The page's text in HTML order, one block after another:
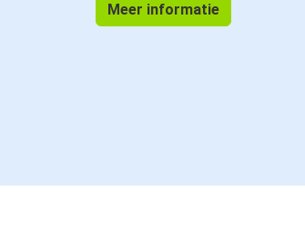
Meer informatie